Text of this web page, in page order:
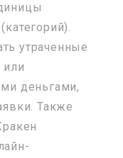
утраченные
или
деньгами,
Также